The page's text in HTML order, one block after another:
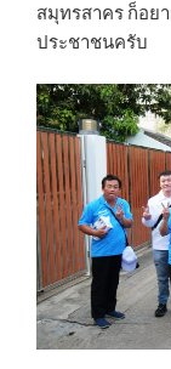
สมุทรสาคร ก็อย
ประชาชนครับ